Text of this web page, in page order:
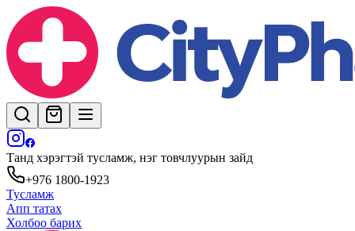
Танд хэрэгтэй тусламж, нэг товчлуурын зайд
+976 1800-1923
Тусламж
Апп татах
Холбоо барих